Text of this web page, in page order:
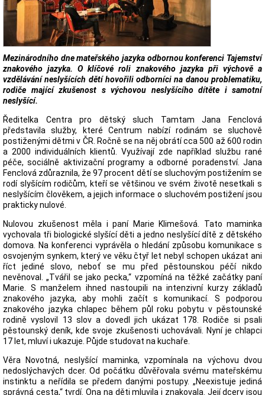
Mezinárodního dne mateřského jazyka odbornou konferenci Tajemství
znakového jazyka. O klíčové roli znakového jazyka při výchově a
vzdělávání neslyšících dětí hovořili odborníci na danou problematiku,
rodiče mající zkušenost s výchovou neslyšícího dítěte i samotní
neslyšící.
Ředitelka Centra pro dětský sluch Tamtam Jana Fenclová
představila služby, které Centrum nabízí rodinám se sluchově
postiženými dětmi v ČR. Ročně se na něj obrátí cca 500 až 600 rodin
a 2000 individuálních klientů. Využívají zde například službu rané
péče, sociálně aktivizační programy a odborné poradenství. Jana
Fenclová zdůraznila, že 97 procent dětí se sluchovým postižením se
rodí slyšícím rodičům, kteří se většinou ve svém životě nesetkali s
neslyšícím člověkem, a jejich informace o sluchovém postižení jsou
prakticky nulové.
Nulovou zkušenost měla i paní Marie Klimešová. Tato maminka
vychovala tři biologické slyšící děti a jedno neslyšící dítě z dětského
domova. Na konferenci vyprávěla o hledání způsobu komunikace s
osvojeným synkem, který ve věku čtyř let nebyl schopen ukázat ani
říct jediné slovo, neboť se mu před pěstounskou péčí nikdo
nevěnoval. „Tvářil se jako pecka,“ vzpomíná na těžké začátky paní
Marie. S manželem ihned nastoupili na intenzivní kurzy základů
znakového jazyka, aby mohli začít s komunikací. S podporou
znakového jazyka chlapec během půl roku pobytu v pěstounské
rodině vyslovil 13 slov a dovedl jich ukázat 178. Rodiče si psali
pěstounský deník, kde svoje zkušenosti uchovávali. Nyní je chlapci
17 let, mluví i ukazuje. Půjde studovat na kuchaře.
Věra Novotná, neslyšící maminka, vzpomínala na výchovu dvou
nedoslýchavých dcer. Od počátku důvěřovala svému mateřskému
instinktu a neřídila se předem danými postupy. „Neexistuje jediná
správná cesta,“ tvrdí. Ona na děti mluvila i znakovala. Její dcery jsou